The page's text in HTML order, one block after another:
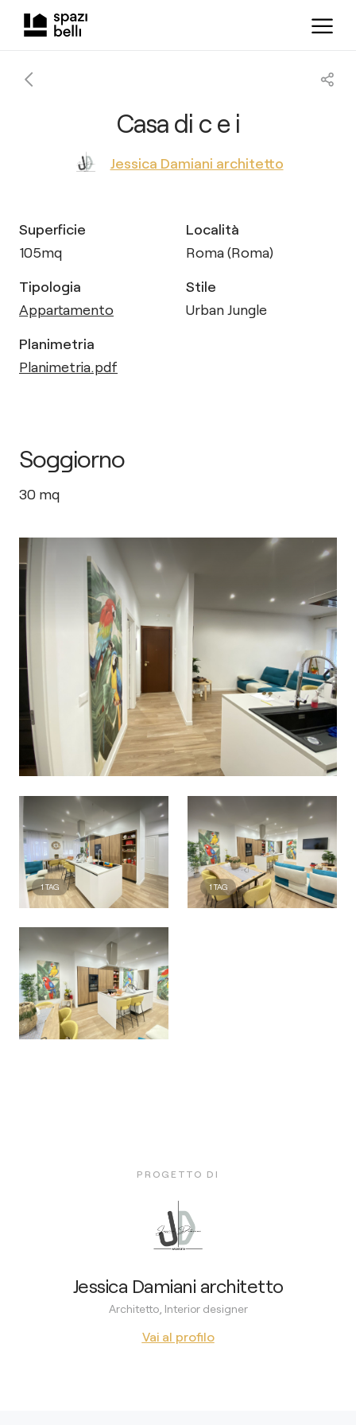
Casa di c e i
Jessica Damiani architetto
Superficie
105mq
Località
Roma (Roma)
Tipologia
Appartamento
Stile
Urban Jungle
Planimetria
Planimetria.pdf
Soggiorno
30 mq
1TAG 1TAG
PROGETTO DI
Jessica Damiani architetto
Architetto, Interior designer
Vai al profilo